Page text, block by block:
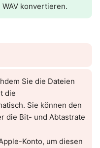
konvertieren.
Sie die Dateien
die
Sie können den
die Bit- und Abtastrate
Konto, um diesen